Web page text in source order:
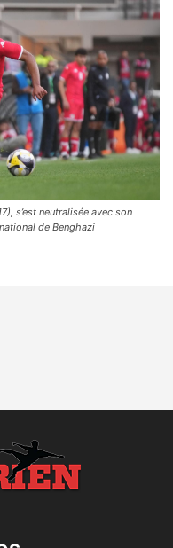
s’est neutralisée avec son
de Benghazi